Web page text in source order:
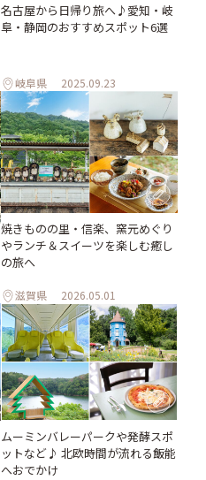
名古屋から日帰り旅へ♪愛知・岐
阜・静岡のおすすめスポット6選
岐阜県 2025.09.23
焼きものの里・信楽、窯元めぐり
やランチ＆スイーツを楽しむ癒し
の旅へ
滋賀県 2026.05.01
ムーミンバレーパークや発酵スポ
ットなど♪ 北欧時間が流れる飯能
へおでかけ